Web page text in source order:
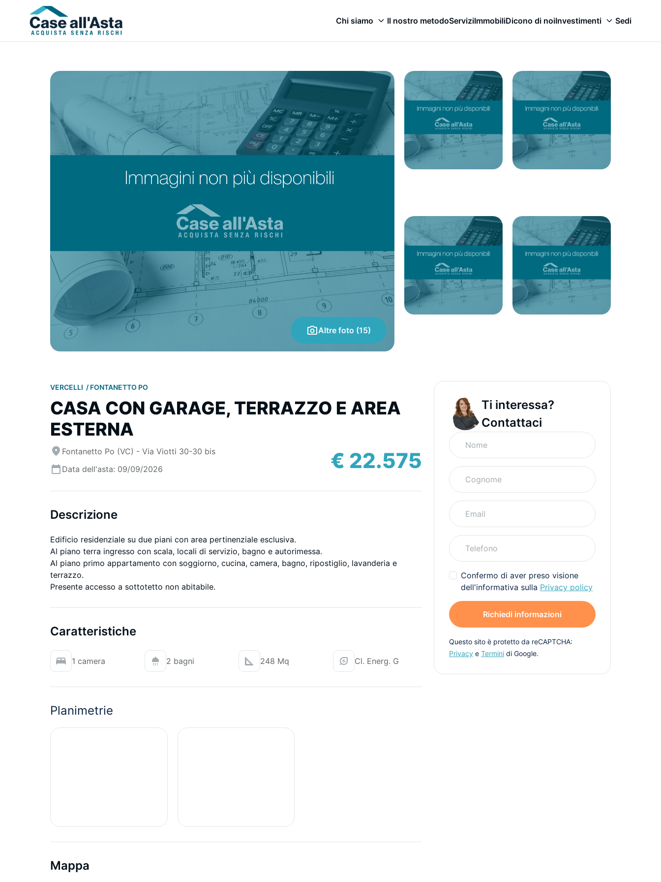
Chi siamo Il nostro metodoServiziImmobiliDicono di noiInvestimenti Sedi
Altre foto (15)
VERCELLI FONTANETTO PO
CASA CON GARAGE, TERRAZZO E AREA
ESTERNA
Fontanetto Po (VC) - Via Viotti 30-30 bis
Data dell'asta: 09/09/2026
€ 22.575
Descrizione
Edificio residenziale su due piani con area pertinenziale esclusiva.
Al piano terra ingresso con scala, locali di servizio, bagno e autorimessa.
Al piano primo appartamento con soggiorno, cucina, camera, bagno, ripostiglio, lavanderia e
terrazzo.
Presente accesso a sottotetto non abitabile.
Caratteristiche
1 camera 2 bagni 248 Mq Cl. Energ. G
Planimetrie
Mappa
Ti interessa?
Contattaci
Confermo di aver preso visione
dell'informativa sulla Privacy policy
Richiedi informazioni
Questo sito è protetto da reCAPTCHA:
Privacy e Termini di Google.